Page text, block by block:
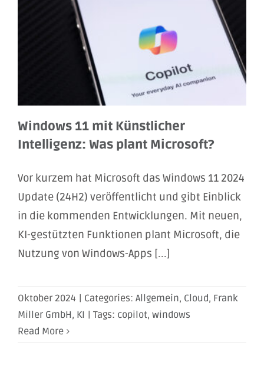
Windows 11 mit Künstlicher
Intelligenz: Was plant Microsoft?
Vor kurzem hat Microsoft das Windows 11 2024
Update (24H2) veröffentlicht und gibt Einblick
in die kommenden Entwicklungen. Mit neuen,
KI-gestützten Funktionen plant Microsoft, die
Nutzung von Windows-Apps [...]
Oktober 2024 | Categories: Allgemein, Cloud, Frank
Miller GmbH, KI | Tags: copilot, windows
Read More